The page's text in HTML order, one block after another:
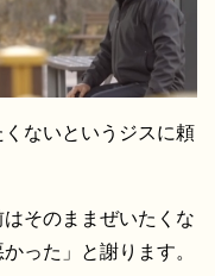
ないというジスに頼
はそのままぜいたくな
った」と謝ります。